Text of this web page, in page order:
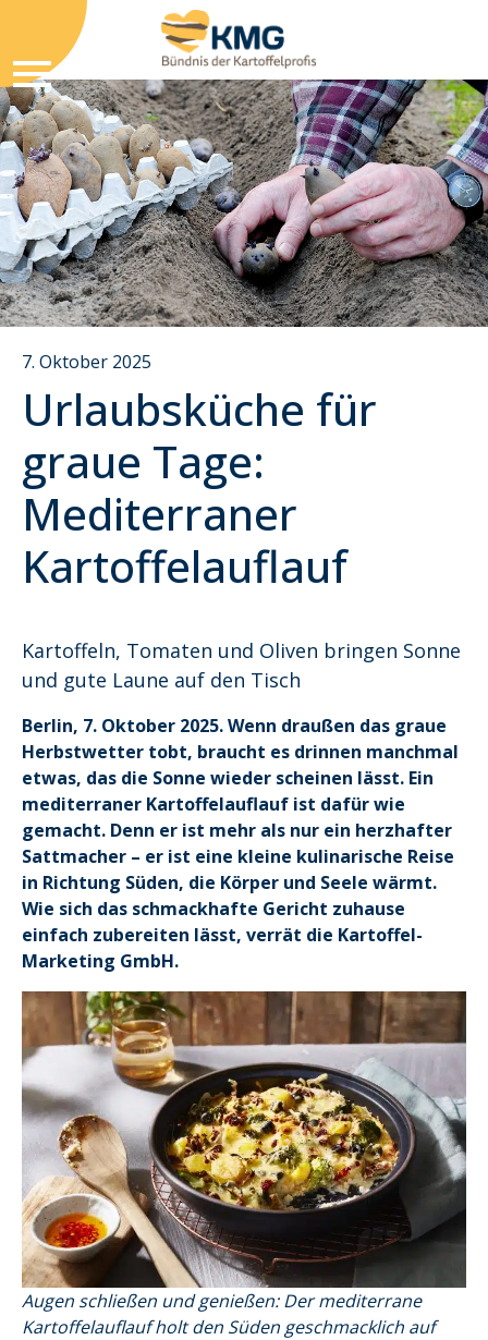
7. Oktober 2025
Urlaubsküche für
graue Tage:
Mediterraner
Kartoffelauflauf
Kartoffeln, Tomaten und Oliven bringen Sonne
und gute Laune auf den Tisch
Berlin, 7. Oktober 2025.Wenn draußen das graue
Herbstwetter tobt, braucht es drinnen manchmal
etwas, das die Sonne wieder scheinen lässt. Ein
mediterraner Kartoffelauflauf ist dafür wie
gemacht. Denn er ist mehr als nur ein herzhafter
Sattmacher – er ist eine kleine kulinarische Reise
in Richtung Süden, die Körper und Seele wärmt.
Wie sich das schmackhafte Gericht zuhause
einfach zubereiten lässt, verrät die Kartoffel-
Marketing GmbH.
Augen schließen und genießen: Der mediterrane
Kartoffelauflauf holt den Süden geschmacklich auf